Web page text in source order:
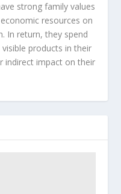
strong family values
resources on
In return, they spend
products in their
indirect impact on their